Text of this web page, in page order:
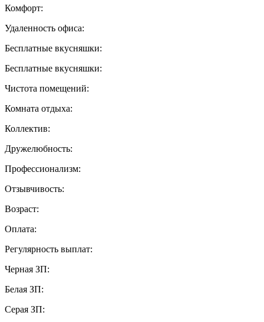
Комфорт:
Удаленность офиса:
Бесплатные вкусняшки:
Бесплатные вкусняшки:
Чистота помещений:
Комната отдыха:
Коллектив:
Дружелюбность:
Профессионализм:
Отзывчивость:
Возраст:
Оплата:
Регулярность выплат:
Черная ЗП:
Белая ЗП:
Серая ЗП: